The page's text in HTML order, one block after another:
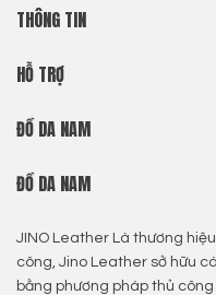
THÔNG TIN
HỖ TRỢ
ĐỒ DA NAM
ĐỒ DA NAM
JINO Leather Là thương
công, Jino Leather sở hữu
bằng phương pháp thủ